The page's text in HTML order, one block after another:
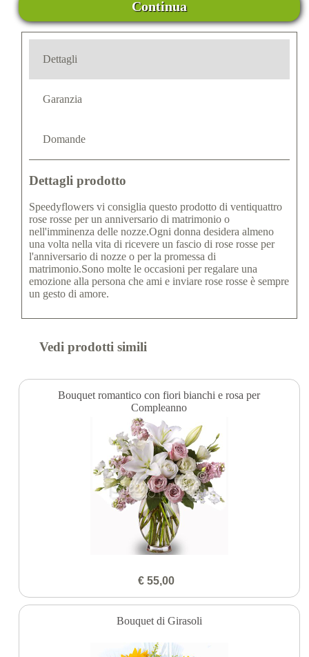
Continua
Dettagli
Garanzia
Domande
Dettagli prodotto
Speedyflowers vi consiglia questo prodotto di ventiquattro
rose rosse per un anniversario di matrimonio o
nell'imminenza delle nozze.Ogni donna desidera almeno
una volta nella vita di ricevere un fascio di rose rosse per
l'anniversario di nozze o per la promessa di
matrimonio.Sono molte le occasioni per regalare una
emozione alla persona che ami e inviare rose rosse è sempre
un gesto di amore.
Vedi prodotti simili
Bouquet romantico con fiori bianchi e rosa per
Compleanno
€ 55,00
Bouquet di Girasoli